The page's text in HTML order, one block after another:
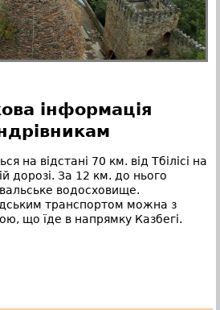
інформація
на відстані 70 км. від Тбілісі на
дорозі. За 12 км. до нього
водосховище.
транспортом можна з
що їде в напрямку Казбегі.